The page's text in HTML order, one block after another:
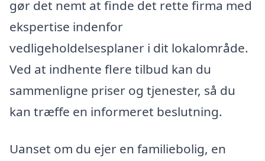
gør det nemt at finde det rette firma med
ekspertise indenfor
vedligeholdelsesplaner i dit lokalområde.
Ved at indhente flere tilbud kan du
sammenligne priser og tjenester, så du
kan træffe en informeret beslutning.
Uanset om du ejer en familiebolig, en